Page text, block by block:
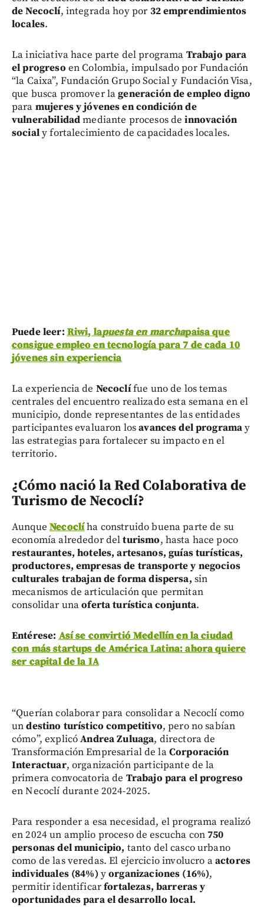
de Necoclí, integrada hoy por 32 emprendimientos
locales.
La iniciativa hace parte del programa Trabajo para
el progreso en Colombia, impulsado por Fundación
“la Caixa”, Fundación Grupo Social y Fundación Visa,
que busca promover lageneración de empleo digno
para mujeres y jóvenes en condición de
vulnerabilidadmediante procesos deinnovación
socialy fortalecimiento de capacidades locales.
Puede leer: Riwi, lapuesta en marchapaisa que
consigue empleo en tecnología para 7 de cada 10
jóvenes sin experiencia
La experiencia de Necoclífue uno de los temas
centrales del encuentro realizado esta semana en el
municipio, donde representantes de las entidades
participantes evaluaron losavances del programay
las estrategias para fortalecer su impacto en el
territorio.
¿Cómo nació la Red Colaborativa de
Turismo de Necoclí?
AunqueNecoclíha construido buena parte de su
economía alrededor delturismo, hasta hace poco
restaurantes, hoteles, artesanos, guías turísticas,
productores, empresas de transporte y negocios
culturales trabajan de forma dispersa, sin
mecanismos de articulación que permitan
consolidar unaoferta turística conjunta.
Entérese: Así se convirtió Medellín en la ciudad
con más startups de América Latina: ahora quiere
ser capital de la IA
“Querían colaborar para consolidar a Necoclí como
undestino turístico competitivo, pero no sabían
cómo”, explicóAndrea Zuluaga, directora de
Transformación Empresarial de laCorporación
Interactuar, organización participante de la
primera convocatoria de Trabajo para el progreso
en Necoclí durante 2024-2025.
Para responder a esa necesidad, el programa realizó
en 2024 un amplio proceso de escucha con750
personas del municipio, tanto del casco urbano
como de las veredas. El ejercicio involucro aactores
individuales (84%)yorganizaciones (16%),
permitir identificarfortalezas, barreras y
oportunidades para el desarrollo local.